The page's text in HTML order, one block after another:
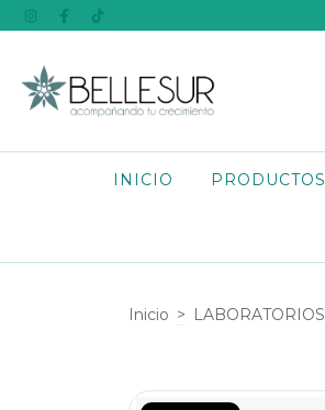
INICIO PRODUCTOS
Inicio > LABORATORIOS